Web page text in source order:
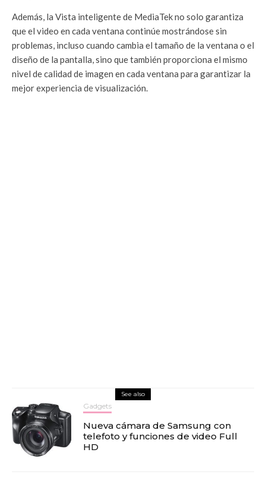
Además, la Vista inteligente de MediaTek no solo garantiza
que el video en cada ventana continúe mostrándose sin
problemas, incluso cuando cambia el tamaño de la ventana o el
diseño de la pantalla, sino que también proporciona el mismo
nivel de calidad de imagen en cada ventana para garantizar la
mejor experiencia de visualización.
See also
Gadgets
Nueva cámara de Samsung con
telefoto y funciones de video Full
HD